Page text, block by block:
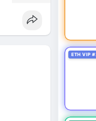
ETH VIP